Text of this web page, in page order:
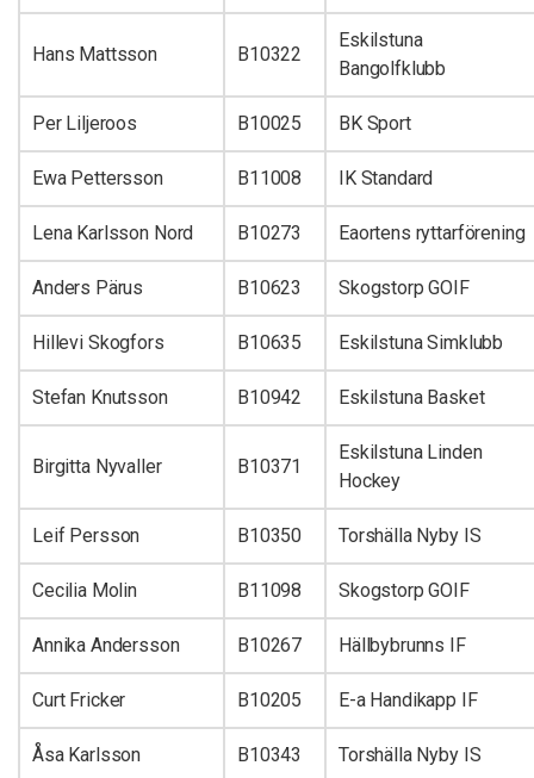
Hans Mattsson B10322
Eskilstuna
Bangolfklubb
Per Liljeroos B10025 BK Sport
Ewa Pettersson B11008 IK Standard
Lena Karlsson Nord B10273 Eaortens ryttarförening
Anders Pärus B10623 Skogstorp GOIF
Hillevi Skogfors B10635 Eskilstuna Simklubb
Stefan Knutsson B10942 Eskilstuna Basket
Birgitta Nyvaller B10371
Eskilstuna Linden
Hockey
Leif Persson B10350 Torshälla Nyby IS
Cecilia Molin B11098 Skogstorp GOIF
Annika Andersson B10267 Hällbybrunns IF
Curt Fricker B10205 E-a Handikapp IF
Åsa Karlsson B10343 Torshälla Nyby IS